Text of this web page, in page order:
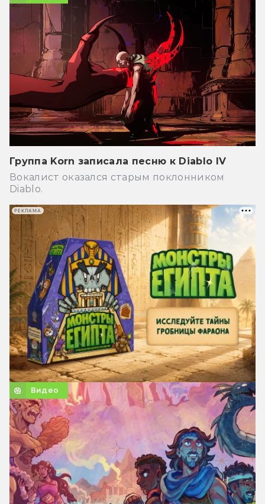
Группа Korn записала песню к Diablo IV
Вокалист оказался старым поклонником
Diablo.
Видео
РЕКЛАМА